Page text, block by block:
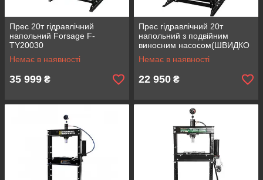
Прес 20т гідравлічний
напольний Forsage F-
TY20030
Немає в наявності
35 999 ₴
Прес гідравлічний 20т
напольний з подвійним
виносним насосом(ШВИДКО
- ПОВІЛЬНО), (роб. в-а: 0-
910ММ) ROCKFORCE RF-
Немає в наявності
22 950 ₴